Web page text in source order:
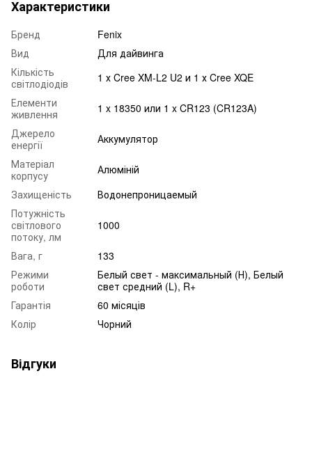
Характеристики
Бренд
Fenix
Вид
Для дайвинга
Кількість
світлодіодів
1 х Cree XM-L2 U2 и 1 х Cree XQE
Елементи
живлення
1 x 18350 или 1 x CR123 (CR123A)
Джерело
енергії
Аккумулятор
Матеріал
корпусу
Алюміній
Захищеність
Водонепроницаемый
Потужність
світлового
потоку, лм
1000
Вага, г
133
Режими
роботи
Белый свет - максимальный (Н), Белый
свет средний (L), R+
Гарантія
60 місяців
Колір
Чорний
Відгуки